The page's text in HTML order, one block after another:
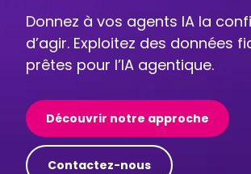
Donnez à vos agents IA la
d’agir. Exploitez des données
prêtes pour l’IA agentique.
Découvrir notre approche
Contactez-nous